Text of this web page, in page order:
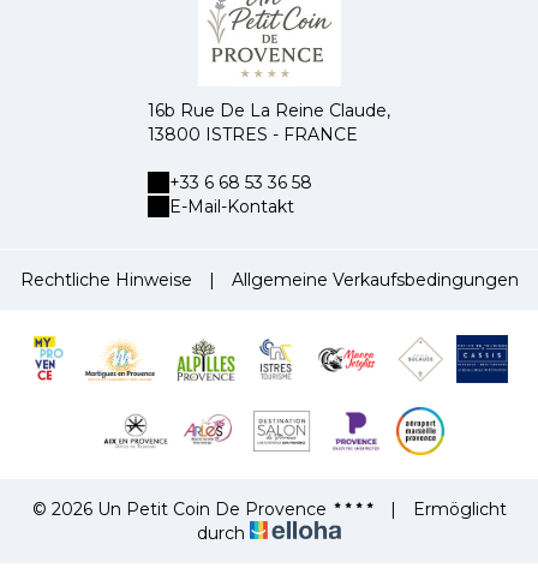
16b Rue De La Reine Claude,
13800 ISTRES - FRANCE
+33 6 68 53 36 58
E-Mail-Kontakt
Rechtliche Hinweise | Allgemeine Verkaufsbedingungen
© 2026 Un Petit Coin De Provence |
Ermöglicht
durch